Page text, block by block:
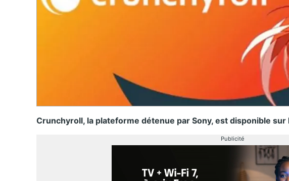
Crunchyroll, la plateforme détenue par Sony, est disponible sur
Publicité